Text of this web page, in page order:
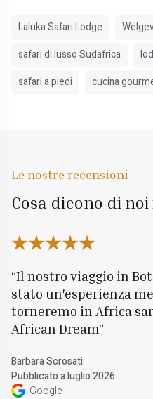
Laluka Safari Lodge
safari di lusso Sudafrica
safari a piedi
cucina
Le nostre recensioni
Cosa dicono di
Il nostro viaggio in
stato un'esperienza
torneremo in Africa
African Dream
Barbara Scrosati
Pubblicato a luglio 2026
Google